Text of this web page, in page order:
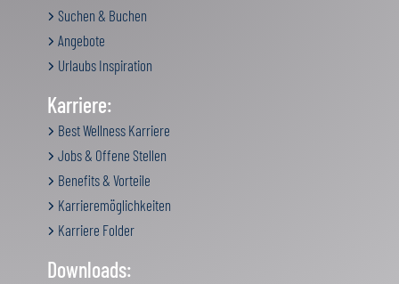
Suchen & Buchen
Angebote
Urlaubs Inspiration
Karriere:
Best Wellness Karriere
Jobs & Offene Stellen
Benefits & Vorteile
Karrieremöglichkeiten
Karriere Folder
Downloads: